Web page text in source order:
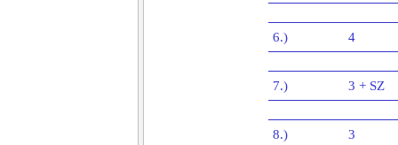
6.) 4
7.) 3 + SZ
8.) 3